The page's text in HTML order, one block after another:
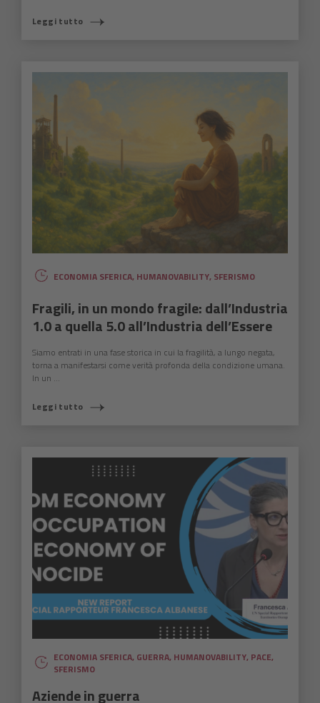
Leggi tutto
ECONOMIA SFERICA, HUMANOVABILITY, SFERISMO
Fragili, in un mondo fragile: dall’Industria
1.0 a quella 5.0 all’Industria dell’Essere
Siamo entrati in una fase storica in cui la fragilità, a lungo negata,
torna a manifestarsi come verità profonda della condizione umana.
In un ...
Leggi tutto
ECONOMIA SFERICA, GUERRA, HUMANOVABILITY, PACE,
SFERISMO
Aziende in guerra